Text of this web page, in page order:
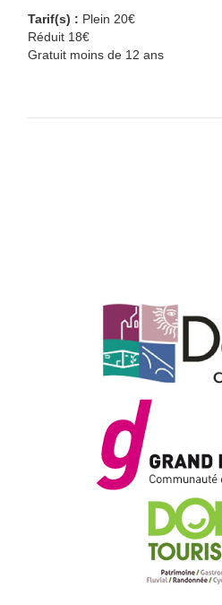
Tarif(s) : Plein 20€
Réduit 18€
Gratuit moins de 12 ans